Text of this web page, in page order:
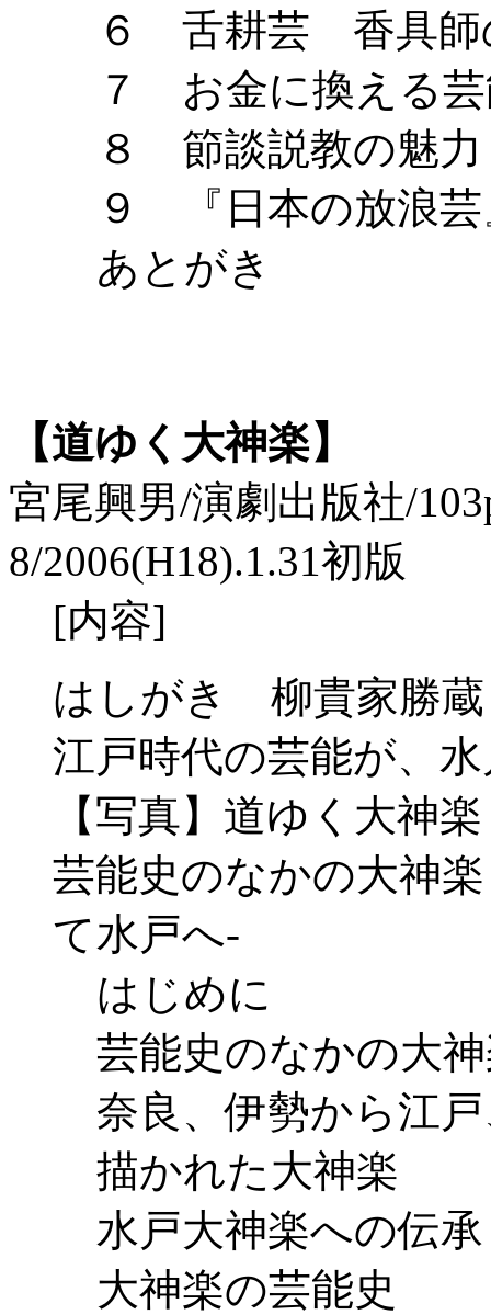
６ 舌耕芸 香具師
７ お金に換える
８ 節談説教の魅
９ 『日本の放浪芸
あとがき
【道ゆく大神楽】
宮尾興男/演劇出版社/
8/2006(H18).1.31初版
[内容]
はしがき 柳貴家勝蔵
江戸時代の芸能が、
【写真】道ゆく大神楽
芸能史のなかの大神
て水戸へ-
はじめに
芸能史のなかの大
奈良、伊勢から江
描かれた大神楽
水戸大神楽への伝承
大神楽の芸能史